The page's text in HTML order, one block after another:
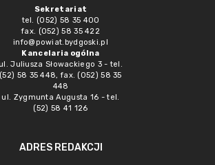
Sekretariat
tel. (052) 58 35 400
fax. (052) 58 35 422
info@powiat.bydgoski.pl
Kancelaria ogólna
ul. Juliusza Słowackiego 3 - tel.
(52) 58 35 448, fax. (052) 58 35
448
ul. Zygmunta Augusta 16 - tel.
(52) 58 41 126
ADRES REDAKCJI